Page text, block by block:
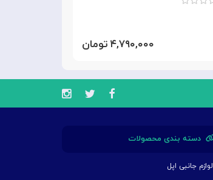
۴,۷۹۰,۰۰۰ تومان
دسته بندی محصولات
لوازم جانبی اپل